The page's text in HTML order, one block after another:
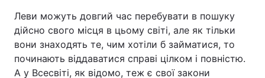
Леви можуть довгий час перебувати в пошуку
дійсно свого місця в цьому світі, але як тільки
вони знаходять те, чим хотіли б займатися, то
починають віддаватися справі цілком і повністю.
А у Всесвіті, як відомо, теж є свої закони